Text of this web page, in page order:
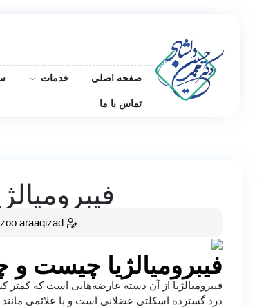
صفحه اصلی خدمات
تماس با ما
araaqizad
فیبرومیالژیا چیست و
فیبرومیالژیا از آن دسته عارضه‌هایی است که کمتر
درد گسترده اسکلتی عضلانی است و با علائمی